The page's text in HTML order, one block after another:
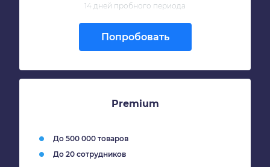
14 дней пробного периода
Попробовать
Premium
До 500 000 товаров
До 20 сотрудников